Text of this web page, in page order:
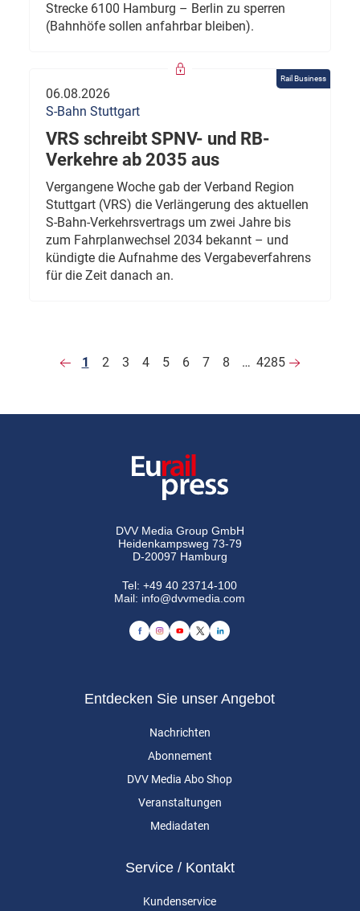
Strecke 6100 Hamburg – Berlin zu sperren
(Bahnhöfe sollen anfahrbar bleiben).
Rail Business
06.08.2026
S-Bahn Stuttgart
VRS schreibt SPNV- und RB-
Verkehre ab 2035 aus
Vergangene Woche gab der Verband Region
Stuttgart (VRS) die Verlängerung des aktuellen
S-Bahn-Verkehrsvertrags um zwei Jahre bis
zum Fahrplanwechsel 2034 bekannt – und
kündigte die Aufnahme des Vergabeverfahrens
für die Zeit danach an.
1 2 3 4 5 6 7 8 … 4285
DVV Media Group GmbH
Heidenkampsweg 73-79
D-20097 Hamburg
Tel:+49 40 23714-100
Mail: info@dvvmedia.com
Entdecken Sie unser Angebot
Nachrichten
Abonnement
DVV Media Abo Shop
Veranstaltungen
Mediadaten
Service / Kontakt
Kundenservice